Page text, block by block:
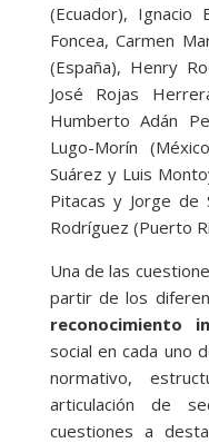
(Ecuador), Ignacio
Foncea, Carmen
(España), Henry
José Rojas
Humberto Adán
Lugo-Morín
Suárez y Luis
Pitacas y Jorge de
Rodríguez (Puerto
Una de las
partir de los
reconocimiento
social en cada uno
normativo,
articulación de
cuestiones a